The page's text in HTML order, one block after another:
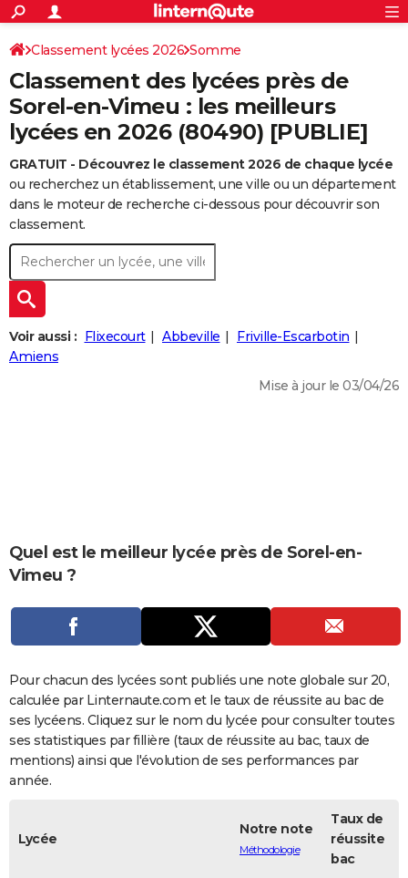
ACTUALITÉS
Politique
Société
Faits Divers
Education
Monde
Villes
+
SPORT
Coupe du monde 2026
Football
Tennis
Cyclisme
Rugby
Forum
CULTURE
Programme TV
TNT
Streaming
Cinéma
Sorties cinéma
Musique
+FINANCE
Retraite
Impôts
Epargne
Immobilier
Risques naturels par ville
Banque
Assurance
Crédit
AUTO
Essais
Réserver un essai
Citadines
Berlines
SUV
Forum auto
+
HIGH-TECH
BRICOLAGE
Forum
Aménagement intérieur
Extérieur
Cuisine
Salle de bains
Jardinage
Rangement
+WEEK-END
Guides de France
Escapades
Patrimoine
Expositions
Musées
Week-end nature
+
LIFESTYLE
Art de vivre
Bien-être
Loisirs
Mode
Modes de vie
+SANTE
Carte de Noël
Carte Bonne année
Carte Saint-Valentin
Carte Pâques
Carte d'anniversaire
DICTIONNAIRE
Dictionnaire
Biographies
Citations
Expressions
Proverbes
PROGRAMME TV
S'inscrire
Se connecter
Lycées
Collèges
Primaires
Universités
Entreprises
Service militaire
Avis de recherche
AVIS DE DÉCÈS
FORUM
Bricolage
Lifestyle
Culture
Sport
Auto
Television
Voyage
Cinema
S'inscrire
Connexion
Classement lycées 2026 Somme
Classement des lycées près de
Sorel-en-Vimeu : les meilleurs
lycées en 2026 (80490) [PUBLIE]
GRATUIT - Découvrez le classement 2026 de chaque lycée
ou recherchez un établissement, une ville ou un département
dans le moteur de recherche ci-dessous pour découvrir son
classement.
Voir aussi : Flixecourt Abbeville
Friville-Escarbotin
Amiens
Mise à jour le 03/04/26
Quel est le meilleur lycée près de Sorel-en-
Vimeu ?
Pour chacun des lycées sont publiés une note globale sur 20,
calculée par Linternaute.com et le taux de réussite au bac de
ses lycéens. Cliquez sur le nom du lycée pour consulter toutes
ses statistiques par fillière (taux de réussite au bac, taux de
mentions) ainsi que l'évolution de ses performances par
année.
Lycée
Notre note
Méthodologie
Taux de
réussite
bac